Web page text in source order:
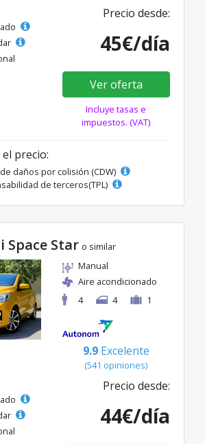
Precio desde:
45€/día
Ver oferta
Incluye tasas e
impuestos. (VAT)
precio:
daños por colisión (CDW)
de terceros(TPL)
Space Star o similar
Manual
Aire acondicionado
4
4 1
9.9 Excelente
(541 opiniones)
Precio desde:
44€/día